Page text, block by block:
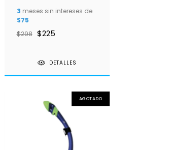
3 meses sin intereses de
$75
$298 $225
DETALLES
AGOTADO